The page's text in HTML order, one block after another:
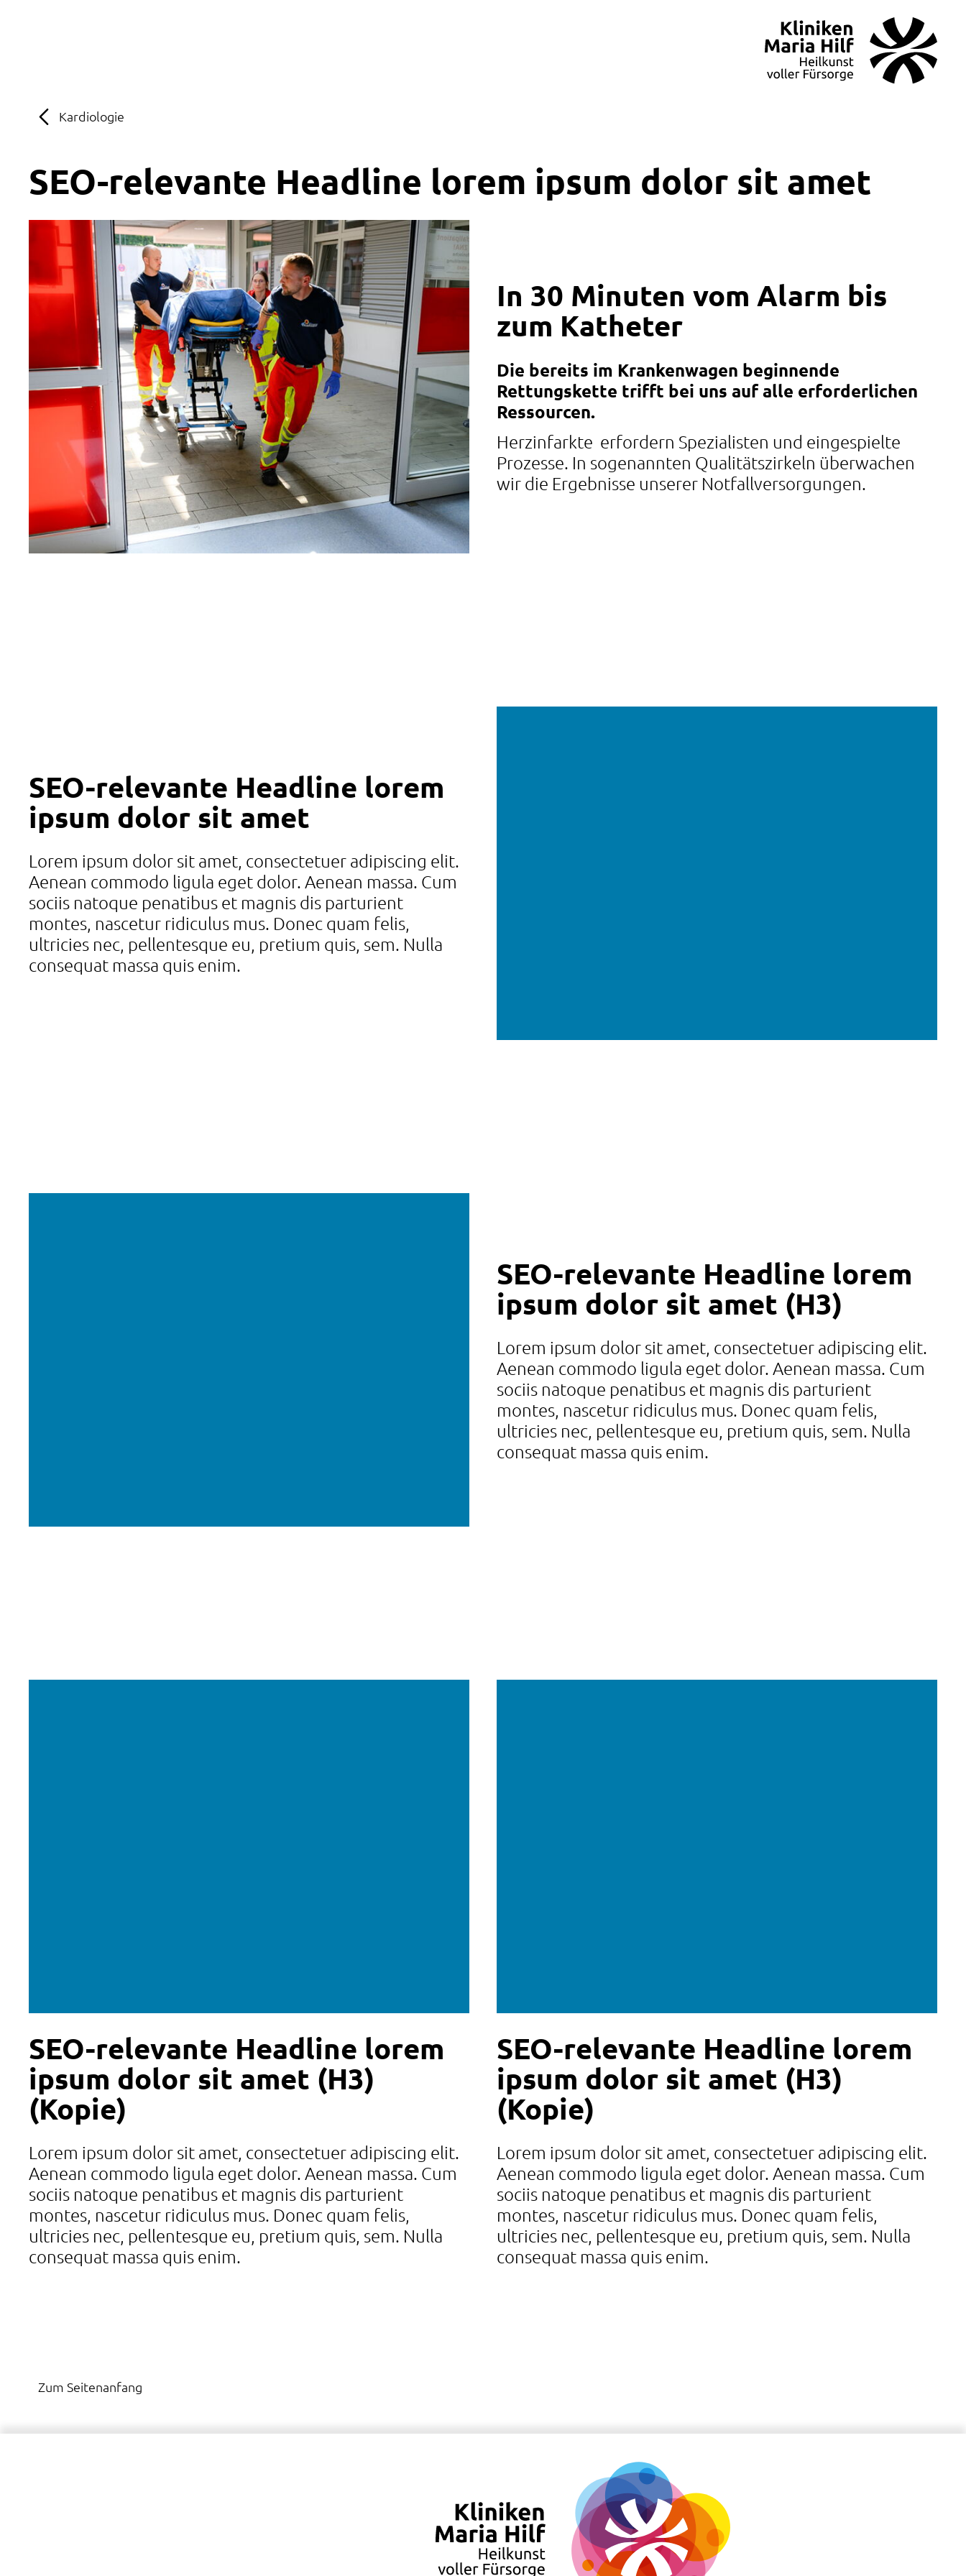
Kardiologie
SEO-relevante Headline lorem ipsum dolor sit amet
In 30 Minuten vom Alarm bis
zum Katheter
Die bereits im Krankenwagen beginnende
Rettungskette trifft bei uns auf alle erforderlichen
Ressourcen.
Herzinfarkte erfordern Spezialisten und eingespielte
Prozesse. In sogenannten Qualitätszirkeln überwachen
wir die Ergebnisse unserer Notfallversorgungen.
SEO-relevante Headline lorem
ipsum dolor sit amet
Lorem ipsum dolor sit amet, consectetuer adipiscing elit.
Aenean commodo ligula eget dolor. Aenean massa. Cum
sociis natoque penatibus et magnis dis parturient
montes, nascetur ridiculus mus. Donec quam felis,
ultricies nec, pellentesque eu, pretium quis, sem. Nulla
consequat massa quis enim.
SEO-relevante Headline lorem
ipsum dolor sit amet (H3)
Lorem ipsum dolor sit amet, consectetuer adipiscing elit.
Aenean commodo ligula eget dolor. Aenean massa. Cum
sociis natoque penatibus et magnis dis parturient
montes, nascetur ridiculus mus. Donec quam felis,
ultricies nec, pellentesque eu, pretium quis, sem. Nulla
consequat massa quis enim.
SEO-relevante Headline lorem
ipsum dolor sit amet (H3)
(Kopie)
Lorem ipsum dolor sit amet, consectetuer adipiscing elit.
Aenean commodo ligula eget dolor. Aenean massa. Cum
sociis natoque penatibus et magnis dis parturient
montes, nascetur ridiculus mus. Donec quam felis,
ultricies nec, pellentesque eu, pretium quis, sem. Nulla
consequat massa quis enim.
SEO-relevante Headline lorem
ipsum dolor sit amet (H3)
(Kopie)
Lorem ipsum dolor sit amet, consectetuer adipiscing elit.
Aenean commodo ligula eget dolor. Aenean massa. Cum
sociis natoque penatibus et magnis dis parturient
montes, nascetur ridiculus mus. Donec quam felis,
ultricies nec, pellentesque eu, pretium quis, sem. Nulla
consequat massa quis enim.
Zum Seitenanfang